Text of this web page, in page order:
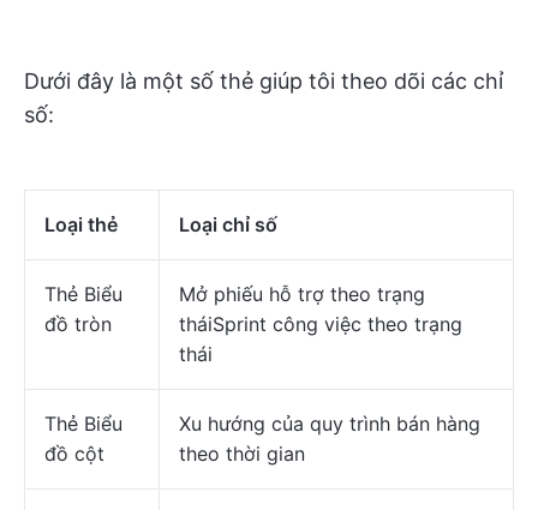
Dưới đây là một số thẻ giúp tôi theo dõi các chỉ
số:
Loại thẻ Loại chỉ số
Thẻ Biểu
đồ tròn
Mở phiếu hỗ trợ theo trạng
tháiSprint công việc theo trạng
thái
Thẻ Biểu
đồ cột
Xu hướng của quy trình bán hàng
theo thời gian